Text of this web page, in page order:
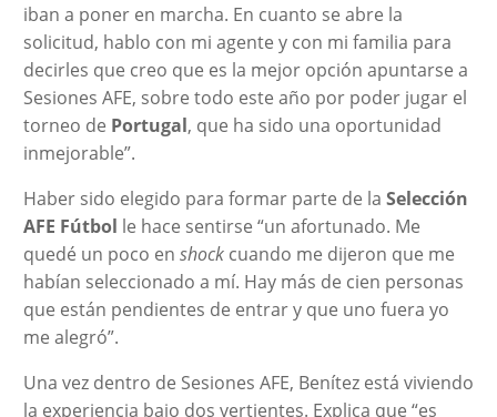
iban a poner en marcha. En cuanto se abre la
solicitud, hablo con mi agente y con mi familia para
decirles que creo que es la mejor opción apuntarse a
Sesiones AFE, sobre todo este año por poder jugar el
torneo de Portugal, que ha sido una oportunidad
inmejorable”.
Haber sido elegido para formar parte de la Selección
AFE Fútbol le hace sentirse “un afortunado. Me
quedé un poco en shock cuando me dijeron que me
habían seleccionado a mí. Hay más de cien personas
que están pendientes de entrar y que uno fuera yo
me alegró”.
Una vez dentro de Sesiones AFE, Benítez está viviendo
la experiencia bajo dos vertientes. Explica que “es